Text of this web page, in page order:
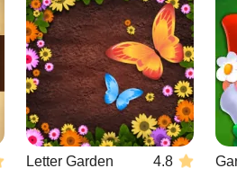
Letter Garden 4.8